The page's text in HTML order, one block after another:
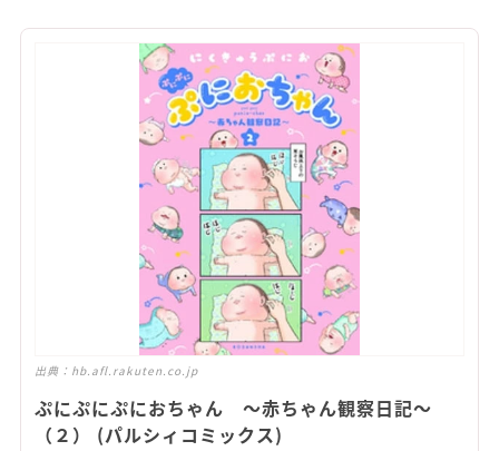
出典： hb.afl.rakuten.co.jp
ぷにぷにぷにおちゃん ～赤ちゃん観察日記～
（２） (パルシィコミックス)